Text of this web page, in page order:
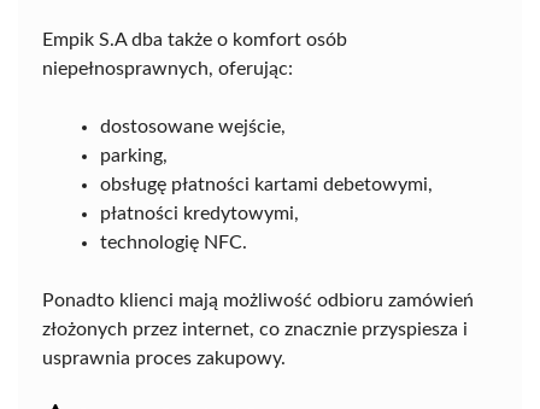
Empik S.A dba także o komfort osób
niepełnosprawnych, oferując:
dostosowane wejście,
parking,
obsługę płatności kartami debetowymi,
płatności kredytowymi,
technologię NFC.
Ponadto klienci mają możliwość odbioru zamówień
złożonych przez internet, co znacznie przyspiesza i
usprawnia proces zakupowy.